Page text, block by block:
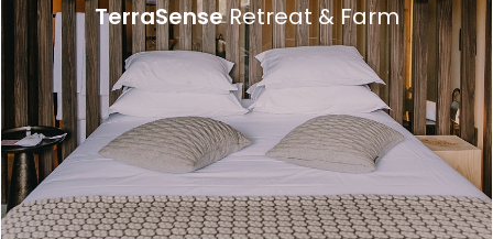
TerraSenseRetreat & Farm